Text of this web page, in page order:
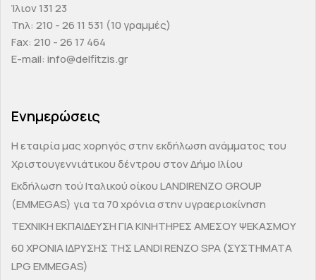
Ίλιον 131 23
Τηλ: 210 - 26 11 531 (10 γραμμές)
Fax: 210 - 26 17 464
E-mail: info@delfitzis.gr
Ενημερώσεις
H εταιρία μας χορηγός στην εκδήλωση ανάμματος του
Χριστουγεννιάτικου δέντρου στον Δήμο Ιλίου
Εκδήλωση τού Ιταλικού οίκου LANDIRENZO GROUP
(EMMEGAS) για τα 70 χρόνια στην υγραεριοκίνηση
ΤΕΧΝΙΚΗ ΕΚΠΑΙΔΕΥΣΗ ΓΙΑ ΚΙΝΗΤΗΡΕΣ ΑΜΕΣΟΥ ΨΕΚΑΣΜΟΥ
60 ΧΡΟΝΙΑ ΙΔΡΥΣΗΣ ΤΗΣ LANDI RENZO SPA (ΣΥΣΤΗΜΑΤΑ
LPG EMMEGAS)